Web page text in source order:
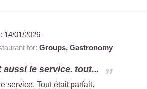
14/01/2026
for: Groups, Gastronomy
aussi le service. tout...
service. Tout était parfait.